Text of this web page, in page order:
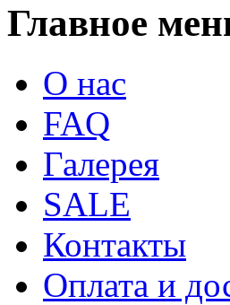
Главное
О нас
FAQ
Галерея
SALE
Контакты
Оплата и